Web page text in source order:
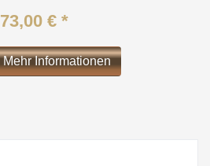
73,00 € *
Mehr Informationen